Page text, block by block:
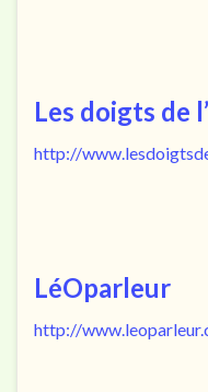
Les doigts de
http://
LéOparleur
http://